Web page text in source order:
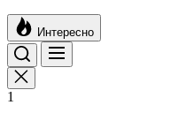
Интересно
1